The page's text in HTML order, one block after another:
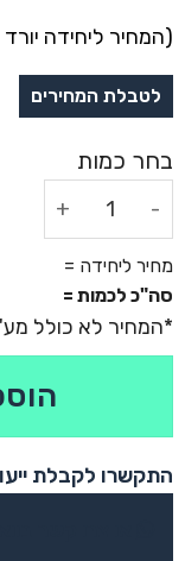
(המחיר ליחידה
סה"כ לכמות =
מחיר ליחידה =
התקשרו לקבלת ייעוץ: 03-